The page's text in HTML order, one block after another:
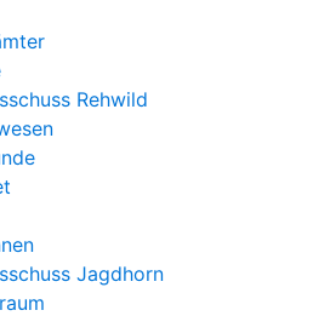
Rehwild
Jagdhorn